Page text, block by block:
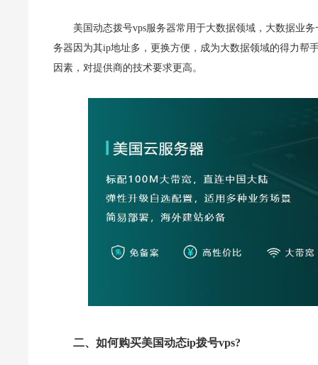
美国动态拨号vps服务器常用于大数据领域，大数据业
务器因为其ip地址多，更换方便，成为大数据领域的得力帮
因素，对提供商的技术要求更高。
二、如何购买美国动态ip拨号vps?